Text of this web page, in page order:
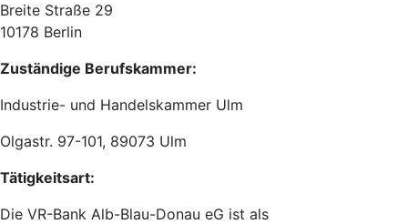
Breite Straße 29
10178 Berlin
Zuständige Berufskammer:
Industrie- und Handelskammer Ulm
Olgastr. 97-101, 89073 Ulm
Tätigkeitsart:
Die VR-Bank Alb-Blau-Donau eG ist als